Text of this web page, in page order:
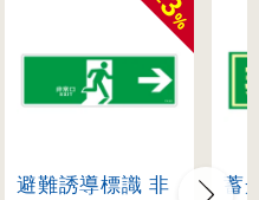
%
避難誘導標識 非
蓄